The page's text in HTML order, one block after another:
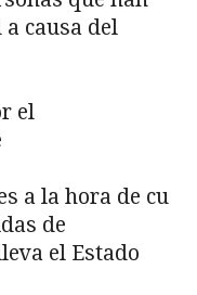
causa del
el
a la hora de cu
de
el Estado